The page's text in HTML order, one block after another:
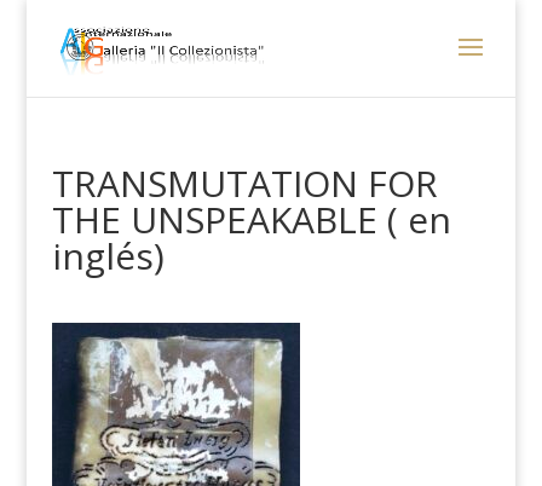
TRANSMUTATION FOR
THE UNSPEAKABLE ( en
inglés)